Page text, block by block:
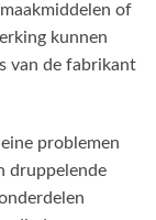
of
kunnen
van de fabrikant
problemen
druppelende